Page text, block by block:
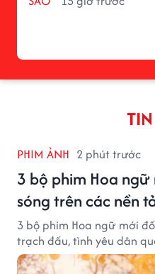
PHIM ẢNH 2 phút trước
3 bộ phim Hoa
sóng trên các nền
3 bộ phim Hoa ngữ mới
trạch đấu, tình yêu dân